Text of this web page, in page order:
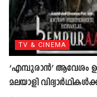
TV & CINEMA
‘എമ്പുരാൻ’ ആവേശം
മലയാളി